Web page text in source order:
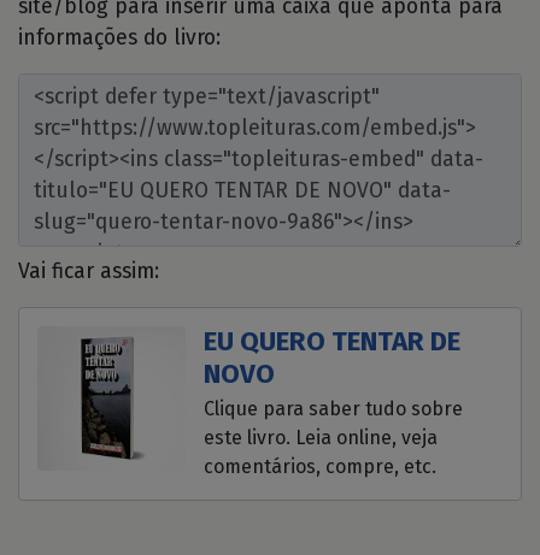
site/blog para inserir uma caixa que aponta para
informações do livro:
Vai ficar assim:
EU QUERO TENTAR DE
NOVO
Clique para saber tudo sobre
este livro. Leia online, veja
comentários, compre, etc.